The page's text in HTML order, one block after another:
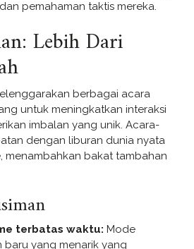
pemahaman taktis mereka.
Lebih Dari
berbagai acara
untuk meningkatkan interaksi
imbalan yang unik. Acara-
dengan liburan dunia nyata
menambahkan bakat tambahan
terbatas waktu: Mode
baru yang menarik yang